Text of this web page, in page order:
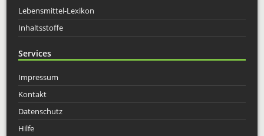
Lebensmittel-Lexikon
Inhaltsstoffe
Services
Impressum
Kontakt
Datenschutz
Hilfe